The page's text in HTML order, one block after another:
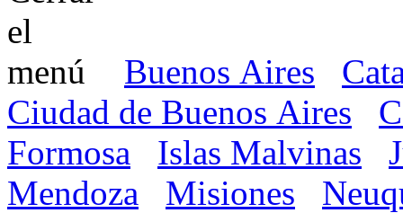
Buenos Aires
Ciudad de Buenos Aires
Formosa
Islas Malvinas
Mendoza
Misiones